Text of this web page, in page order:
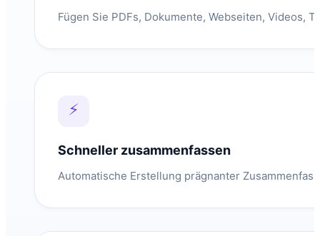
Fügen Sie PDFs, Dokumente, Webseiten, Videos,
⚡
Schneller zusammenfassen
Automatische Erstellung prägnanter